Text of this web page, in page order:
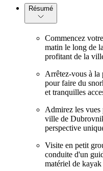
Résumé
Commencez
matin le long de
profitant de la
Arrêtez-vous à la
pour faire du
et tranquilles
Admirez les vues
ville de
perspective
Visite en petit
conduite d'un
matériel de